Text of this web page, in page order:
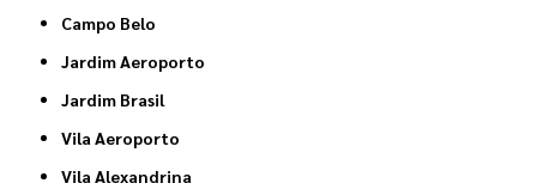
Campo Belo
Jardim Aeroporto
Jardim Brasil
Vila Aeroporto
Vila Alexandrina